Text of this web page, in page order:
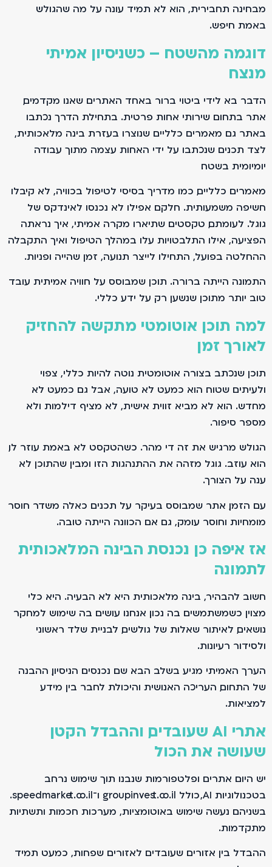
מבחינה תחבירית, הוא לא תמיד עונה על מה שהגולש
באמת חיפש.
דוגמה מהשטח – כשניסיון אמיתי
מנצח
הדבר בא לידי ביטוי ברור באחד האתרים שאנו מקדמים,
אתר בתחום שירותי אחות פרטית. בתחילת הדרך נכתבו
באתר גם מאמרים כלליים שנוצרו בעזרת בינה מלאכותית,
לצד תכנים שנכתבו על ידי האחות עצמה מתוך עבודה
יומיומית בשטח.
מאמרים כלליים, כמו מדריך בסיסי לטיפול בכוויה, לא קיבלו
חשיפה משמעותית. חלקם אפילו לא נכנסו לאינדקס של
גוגל. לעומתם, טקסטים שתיארו מקרה אמיתי, איך נראתה
הפציעה, אילו התלבטויות עלו במהלך הטיפול ואיך התקבלה
ההחלטה בפועל, התחילו לייצר תנועה, זמן שהייה ופניות.
התמונה הייתה ברורה. תוכן שמבוסס על חוויה אמיתית עובד
טוב יותר מתוכן שנשען רק על ידע כללי.
למה תוכן אוטומטי מתקשה להחזיק
לאורך זמן
תוכן שנכתב בצורה אוטומטית נוטה להיות כללי, צפוי
ולעיתים שטוח. הוא כמעט לא טועה, אבל גם כמעט לא
מחדש. הוא לא מביא זווית אישית, לא מציף דילמות ולא
מספר סיפור.
הגולש מרגיש את זה די מהר. כשהטקסט לא באמת עוזר לו,
הוא עוזב. גוגל מזהה את ההתנהגות הזו ומבין שהתוכן לא
ענה על הצורך.
עם הזמן, אתר שמבוסס בעיקר על תכנים כאלה משדר חוסר
מומחיות וחוסר עומק, גם אם הכוונה הייתה טובה.
אז איפה כן נכנסת הבינה המלאכותית
לתמונה
חשוב להבהיר, בינה מלאכותית היא לא הבעיה. היא כלי
מצוין כשמשתמשים בה נכון. אנחנו עושים בה שימוש למחקר
נושאים, לאיתור שאלות של גולשים, לבניית שלד ראשוני
ולסידור רעיונות.
הערך האמיתי מגיע בשלב הבא. שם נכנסים הניסיון, ההבנה
של התחום, העריכה האנושית והיכולת לחבר בין מידע
למציאות.
אתרי AI שעובדים, וההבדל הקטן
שעושה את הכול
יש היום אתרים ופלטפורמות שנבנו תוך שימוש נרחב
בטכנולוגיות AI, כולל groupinvest.co.il ו־speedmarket.co.il.
בשניהם נעשה שימוש באוטומציות, מערכות חכמות ותשתיות
מתקדמות.
ההבדל בין אזורים שעובדים לאזורים שפחות, כמעט תמיד